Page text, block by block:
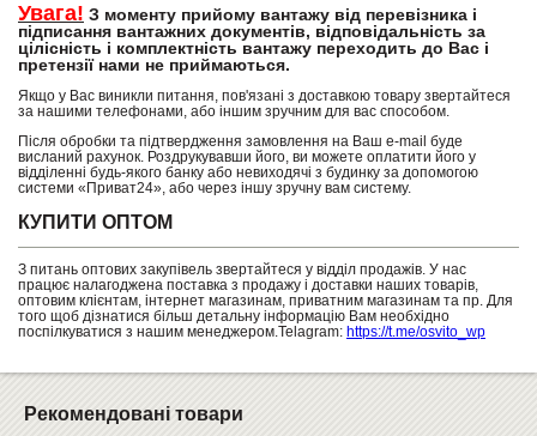
Увага! З моменту прийому вантажу від перевізника і
підписання вантажних документів, відповідальність за
цілісність і комплектність вантажу переходить до Вас і
претензії нами не приймаються.
Якщо у Вас виникли питання, пов'язані з доставкою товару звертайтеся
за нашими телефонами, або іншим зручним для вас способом.
Після обробки та підтвердження замовлення на Ваш e-mail буде
висланий рахунок. Роздрукувавши його, ви можете оплатити його у
відділенні будь-якого банку або невиходячі з будинку за допомогою
системи «Приват24», або через іншу зручну вам систему.
КУПИТИ ОПТОМ
З питань оптових закупівель звертайтеся у відділ продажів. У нас
працює налагоджена поставка з продажу і доставки наших товарів,
оптовим клієнтам, інтернет магазинам, приватним магазинам та пр. Для
того щоб дізнатися більш детальну інформацію Вам необхідно
поспілкуватися з нашим менеджером.Telagram: https://t.me/osvito_wp
Рекомендовані товари